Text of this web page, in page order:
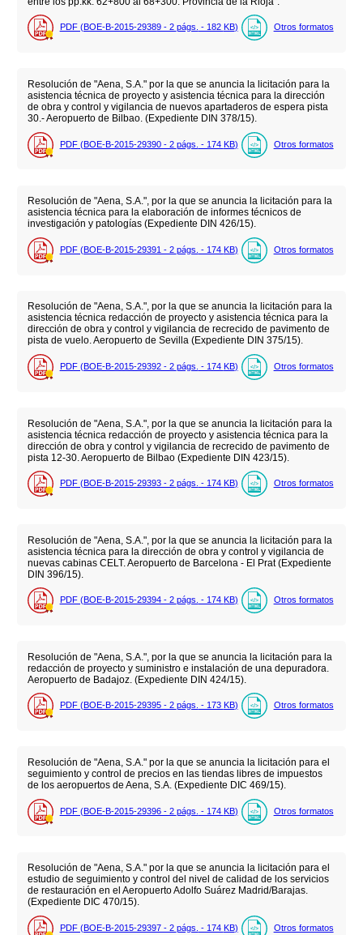
PDF (BOE-B-2015-29389 - 2 págs. - 182 KB) Otros formatos
Resolución de "Aena, S.A." por la que se anuncia la licitación para la
asistencia técnica de proyecto y asistencia técnica para la dirección
de obra y control y vigilancia de nuevos apartaderos de espera pista
30.- Aeropuerto de Bilbao. (Expediente DIN 378/15).
PDF (BOE-B-2015-29390 - 2 págs. - 174 KB) Otros formatos
Resolución de "Aena, S.A.", por la que se anuncia la licitación para la
asistencia técnica para la elaboración de informes técnicos de
investigación y patologías (Expediente DIN 426/15).
PDF (BOE-B-2015-29391 - 2 págs. - 174 KB) Otros formatos
Resolución de "Aena, S.A.", por la que se anuncia la licitación para la
asistencia técnica redacción de proyecto y asistencia técnica para la
dirección de obra y control y vigilancia de recrecido de pavimento de
pista de vuelo. Aeropuerto de Sevilla (Expediente DIN 375/15).
PDF (BOE-B-2015-29392 - 2 págs. - 174 KB) Otros formatos
Resolución de "Aena, S.A.", por la que se anuncia la licitación para la
asistencia técnica redacción de proyecto y asistencia técnica para la
dirección de obra y control y vigilancia de recrecido de pavimento de
pista 12-30. Aeropuerto de Bilbao (Expediente DIN 423/15).
PDF (BOE-B-2015-29393 - 2 págs. - 174 KB) Otros formatos
Resolución de "Aena, S.A.", por la que se anuncia la licitación para la
asistencia técnica para la dirección de obra y control y vigilancia de
nuevas cabinas CELT. Aeropuerto de Barcelona - El Prat (Expediente
DIN 396/15).
PDF (BOE-B-2015-29394 - 2 págs. - 174 KB) Otros formatos
Resolución de "Aena, S.A.", por la que se anuncia la licitación para la
redacción de proyecto y suministro e instalación de una depuradora.
Aeropuerto de Badajoz. (Expediente DIN 424/15).
PDF (BOE-B-2015-29395 - 2 págs. - 173 KB) Otros formatos
Resolución de "Aena, S.A." por la que se anuncia la licitación para el
seguimiento y control de precios en las tiendas libres de impuestos
de los aeropuertos de Aena, S.A. (Expediente DIC 469/15).
PDF (BOE-B-2015-29396 - 2 págs. - 174 KB) Otros formatos
Resolución de "Aena, S.A." por la que se anuncia la licitación para el
estudio de seguimiento y control del nivel de calidad de los servicios
de restauración en el Aeropuerto Adolfo Suárez Madrid/Barajas.
(Expediente DIC 470/15).
PDF (BOE-B-2015-29397 - 2 págs. - 174 KB) Otros formatos